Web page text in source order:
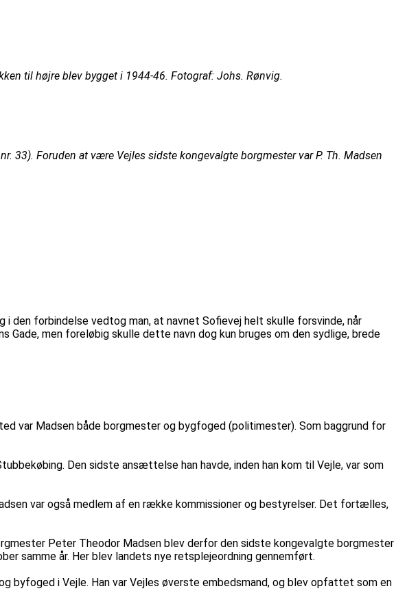
til højre blev bygget i 1944-46. Fotograf: Johs. Rønvig.
33). Foruden at være Vejles sidste kongevalgte borgmester var P. Th. Madsen
forbindelse vedtog man, at navnet Sofievej helt skulle forsvinde, når
men foreløbig skulle dette navn dog kun bruges om den sydlige, brede
var Madsen både borgmester og bygfoged (politimester). Som baggrund for
Den sidste ansættelse han havde, inden han kom til Vejle, var som
var også medlem af en række kommissioner og bestyrelser. Det fortælles,
Peter Theodor Madsen blev derfor den sidste kongevalgte borgmester
samme år. Her blev landets nye retsplejeordning gennemført.
byfoged i Vejle. Han var Vejles øverste embedsmand, og blev opfattet som en